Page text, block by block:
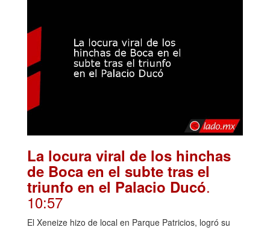
La locura viral de los hinchas
de Boca en el subte tras el
triunfo en el Palacio Ducó.
10:57
El Xeneize hizo de local en Parque Patricios, logró su